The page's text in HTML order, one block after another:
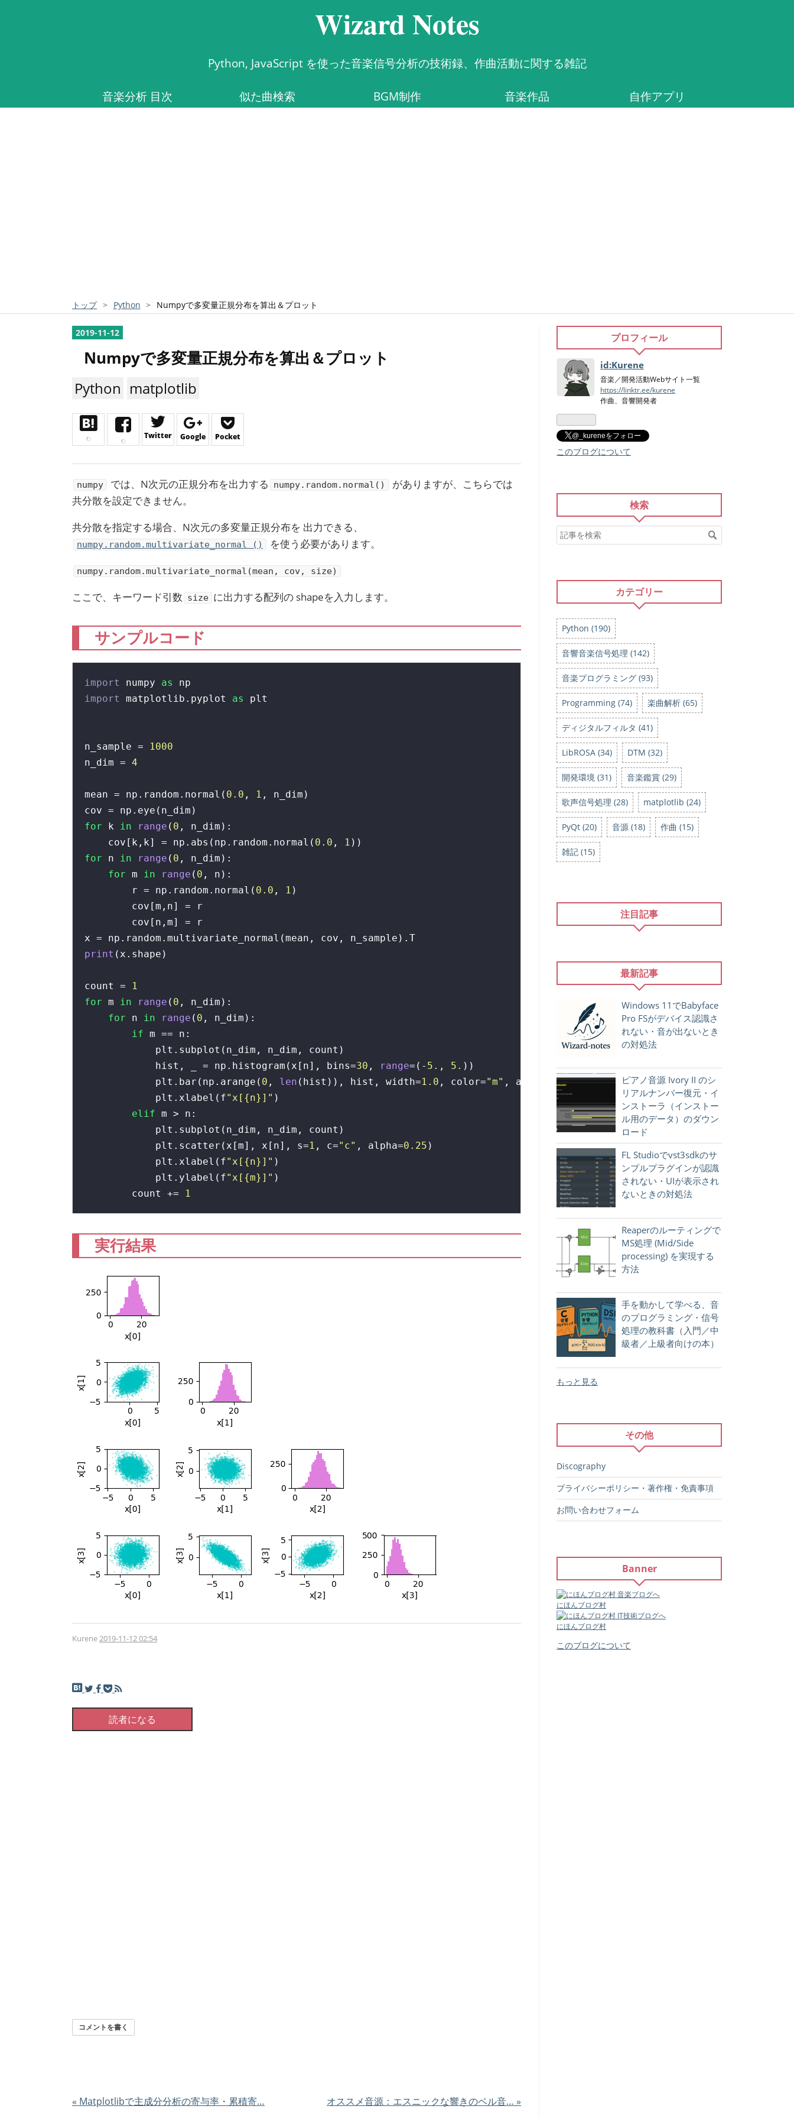
Wizard Notes
Python, JavaScript を使った音楽信号分析の技術録、作曲活動に関する雑記
音楽分析 目次 似た曲検索 BGM制作 音楽作品 自作アプリ
トップ > Python > Numpyで多変量正規分布を算出＆プロット
2019-11-12
Numpyで多変量正規分布を算出＆プロット
Python matplotlib
Twitter Google Pocket
numpy では、N次元の正規分布を出力する numpy.random.normal()
がありますが、こちらでは
共分散を設定できません。
共分散を指定する場合、N次元の多変量正規分布を 出力できる、
numpy.random.multivariate_normal () を使う必要があります。
numpy.random.multivariate_normal(mean, cov, size)
ここで、キーワード引数 size に出力する配列の shapeを入力します。
サンプルコード
import numpy as
import
matplotlib.pyplot as plt
n_sample =
1000
n_dim = 4
mean = np.random.normal( 0.0 , 1 , n_dim)
for k in range ( 0 , n_dim):
    cov[k,k] = np.abs(np.random.normal(
0.0 , 1
for n in range ( 0 , n_dim):
for m in range ( 0 , n):
        r = np.random.normal(
0.0 , 1 )
        cov[m,n] = r
        cov[n,m] = r
print (x.shape)
count =
1
for m in range ( 0 , n_dim):
for n in range ( 0 , n_dim):
if m == n:
            plt.subplot(n_dim, n_dim, count)
            hist, _ = np.histogram(x[n], bins=
30 , range=(- 5. , 5. ))
            plt.bar(np.arange(
0 , len (hist)), hist, width=1.0 , color="m" , alpha= 0.5)
            plt.xlabel(f
"x[{n}]" )
elif m > n:
            plt.subplot(n_dim, n_dim, count)
            plt.scatter(x[m], x[n], s=
1 , c="c" , alpha=0.25 )
            plt.xlabel(f
"x[{n}]" )
            plt.ylabel(f
"x[{m}]" )
        count +=
1
実行結果
Kurene2019-11-12 02:54
読者になる
コメントを書く
« Matplotlibで主成分分析の寄与率・累積寄… オススメ音源：エスニックな響きのベル音… »
プロフィール
id:Kurene
音楽／開発活動Webサイト一覧
https://linktr.ee/kurene
作曲、音響開発者
@_kureneをフォロー
このブログについて
検索
カテゴリー
Python (190)
音響音楽信号処理 (142)
音楽プログラミング (93)
Programming (74) 楽曲解析 (65)
ディジタルフィルタ (41)
LibROSA (34) DTM (32)
開発環境 (31) 音楽鑑賞 (29)
歌声信号処理 (28) matplotlib (24)
PyQt (20) 音源 (18) 作曲 (15)
雑記 (15)
注目記事
最新記事
Windows 11でBabyface
Pro FSがデバイス認識さ
れない・音が出ないとき
の対処法
ピアノ音源 Ivory II のシ
リアルナンバー復元・イ
ンストーラ（インストー
ル用のデータ）のダウン
ロード
FL Studioでvst3sdkのサ
ンプルプラグインが認識
されない・UIが表示され
ないときの対処法
Reaperのルーティングで
MS処理 (Mid/Side
processing) を実現する
方法
手を動かして学べる、音
のプログラミング・信号
処理の教科書（入門／中
級者／上級者向けの本）
もっと見る
その他
Discography
プライバシーポリシー・著作権・免責事項
お問い合わせフォーム
Banner
にほんブログ村
にほんブログ村
このブログについて